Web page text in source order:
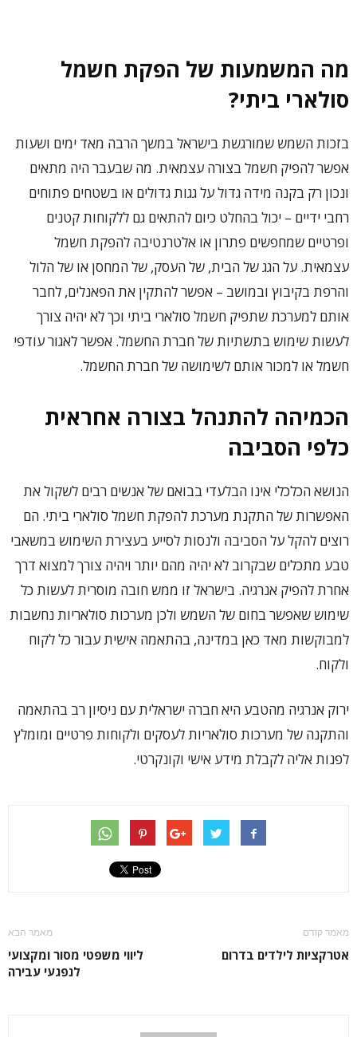
מה המשמעות של הפקת חשמל
סולארי ביתי?
בזכות השמש שמורגשת בישראל במשך הרבה מאד ימים ושעות
אפשר להפיק חשמל בצורה עצמאית. מה שבעבר היה מתאים
ונכון רק בקנה מידה גדול על גגות גדולים או בשטחים פתוחים
רחבי ידיים – יכול בהחלט כיום להתאים גם ללקוחות קטנים
ופרטיים שמחפשים פתרון או אלטרנטיבה להפקת חשמל
עצמאית. על הגג של הבית, של העסק, של המחסן או של הלול
והרפת בקיבוץ ובמושב – אפשר להתקין את הפאנלים, לחבר
אותם למערכת שתפיק חשמל סולארי ביתי וכך לא יהיה צורך
לעשות שימוש בתשתיות של חברת החשמל. אפשר לאגור עודפי
חשמל או למכור אותם לשימושה של חברת החשמל.
הכמיהה להתנהל בצורה אחראית
כלפי הסביבה
הנושא הכלכלי אינו הבלעדי בבואם של אנשים רבים לשקול את
האפשרות של התקנת מערכת להפקת חשמל סולארי ביתי. הם
רוצים להקל על הסביבה ולנסות לסייע בעצירת השימוש במשאבי
טבע מתכלים שבקרוב לא יהיה מהם יותר ויהיה צורך למצוא דרך
אחרת להפיק אנרגיה. בישראל זו ממש חובה מוסרית לעשות כל
שימוש שאפשר בחום של השמש ולכן מערכות סולאריות נחשבות
למבוקשות מאד כאן במדינה, בהתאמה אישית עבור כל לקוח
ולקוח.
ירוק אנרגיה מהטבע היא חברה ישראלית עם ניסיון רב בהתאמה
והתקנה של מערכות סולאריות לעסקים ולקוחות פרטיים ומומלץ
לפנות אליה לקבלת מידע אישי וקונקרטי.
מאמר קודם
אטרקציות לילדים בדרום
מאמר הבא
ליווי משפטי מסור ומקצועי
לנפגעי עבירה